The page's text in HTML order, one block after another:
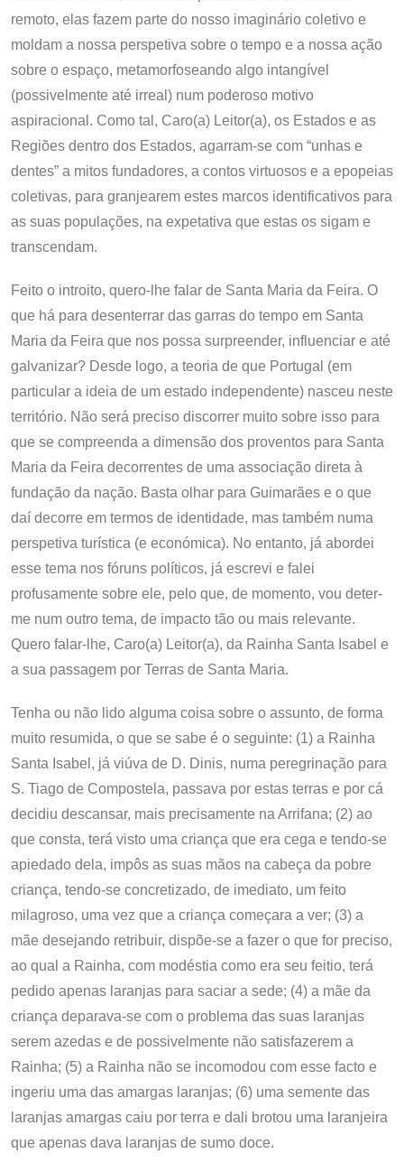
remoto, elas fazem parte do nosso imaginário coletivo e
moldam a nossa perspetiva sobre o tempo e a nossa ação
sobre o espaço, metamorfoseando algo intangível
(possivelmente até irreal) num poderoso motivo
aspiracional. Como tal, Caro(a) Leitor(a), os Estados e as
Regiões dentro dos Estados, agarram-se com “unhas e
dentes” a mitos fundadores, a contos virtuosos e a epopeias
coletivas, para granjearem estes marcos identificativos para
as suas populações, na expetativa que estas os sigam e
transcendam.
Feito o introito, quero-lhe falar de Santa Maria da Feira. O
que há para desenterrar das garras do tempo em Santa
Maria da Feira que nos possa surpreender, influenciar e até
galvanizar? Desde logo, a teoria de que Portugal (em
particular a ideia de um estado independente) nasceu neste
território. Não será preciso discorrer muito sobre isso para
que se compreenda a dimensão dos proventos para Santa
Maria da Feira decorrentes de uma associação direta à
fundação da nação. Basta olhar para Guimarães e o que
daí decorre em termos de identidade, mas também numa
perspetiva turística (e económica). No entanto, já abordei
esse tema nos fóruns políticos, já escrevi e falei
profusamente sobre ele, pelo que, de momento, vou deter-
me num outro tema, de impacto tão ou mais relevante.
Quero falar-lhe, Caro(a) Leitor(a), da Rainha Santa Isabel e
a sua passagem por Terras de Santa Maria.
Tenha ou não lido alguma coisa sobre o assunto, de forma
muito resumida, o que se sabe é o seguinte: (1) a Rainha
Santa Isabel, já viúva de D. Dinis, numa peregrinação para
S. Tiago de Compostela, passava por estas terras e por cá
decidiu descansar, mais precisamente na Arrifana; (2) ao
que consta, terá visto uma criança que era cega e tendo-se
apiedado dela, impôs as suas mãos na cabeça da pobre
criança, tendo-se concretizado, de imediato, um feito
milagroso, uma vez que a criança começara a ver; (3) a
mãe desejando retribuir, dispõe-se a fazer o que for preciso,
ao qual a Rainha, com modéstia como era seu feitio, terá
pedido apenas laranjas para saciar a sede; (4) a mãe da
criança deparava-se com o problema das suas laranjas
serem azedas e de possivelmente não satisfazerem a
Rainha; (5) a Rainha não se incomodou com esse facto e
ingeriu uma das amargas laranjas; (6) uma semente das
laranjas amargas caiu por terra e dali brotou uma laranjeira
que apenas dava laranjas de sumo doce.